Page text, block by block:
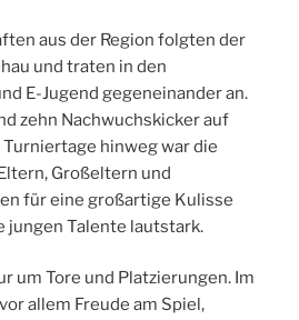
aus der Region folgten der
und traten in den
E-Jugend gegeneinander an.
zehn Nachwuchskicker auf
hinweg war die
Großeltern und
für eine großartige Kulisse
jungen Talente lautstark.
um Tore und Platzierungen. Im
allem Freude am Spiel,